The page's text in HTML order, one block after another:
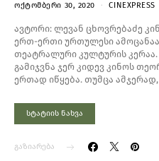
ᲝᲥᲢᲝᲛᲑᲔᲠᲘ 30, 2020 CINEXPRESS
ავტორი: ლევან ცხოვრებაძე
ერთ-ერთი ურთულესი
თეატრალური კულტურის
გამიჯვნა ჯერ კიდევ კინოს
ერთად იწყება. თუმცა
სტატიის ნახვა
გაზიარება